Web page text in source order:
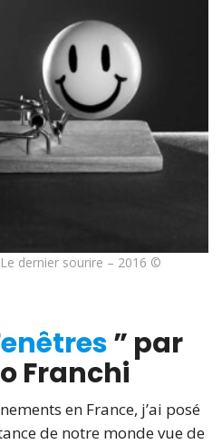
dernier sourire – 2016 ©
” par
Franchi
en France, j’ai posé
de notre monde vue de